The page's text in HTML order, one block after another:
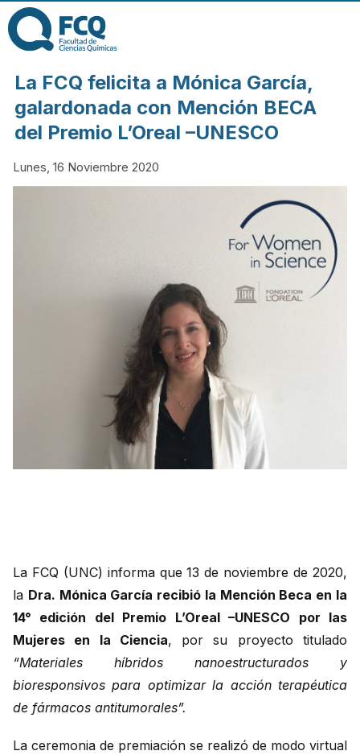
FACULTAD DE
CIENCIAS
NACIONAL DE
CÓRDOBA
La FCQ felicita a Mónica García,
galardonada con Mención BECA
del Premio L’Oreal –UNESCO
Lunes, 16 Noviembre 2020
La FCQ (UNC) informa que 13 de noviembre de 2020,
la Dra. Mónica García recibió la Mención Beca en la
14° edición del Premio L’Oreal –UNESCO por las
Mujeres en la Ciencia, por su proyecto titulado
“Materiales híbridos nanoestructurados y
bioresponsivos para optimizar la acción terapéutica
de fármacos antitumorales”.
La ceremonia de premiación se realizó de modo virtual